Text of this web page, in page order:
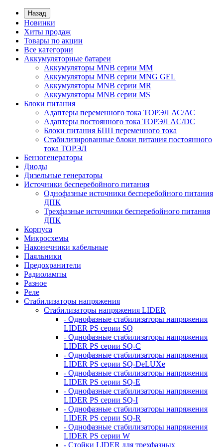
Назад
Новинки
Хиты продаж
Товары по акции
Все категории
Аккумуляторные батареи
Аккумуляторы MNB серии MM
Аккумуляторы MNB серии MNG GEL
Аккумуляторы MNB серии MR
Аккумуляторы MNB серии MS
Блоки питания
Адаптеры переменного тока ТОРЭЛ АС/АС
Адаптеры постоянного тока ТОРЭЛ AC/DC
Блоки питания БПП переменного тока
Стабилизированные блоки питания постоянного
тока ТОРЭЛ
Бензогенераторы
Диоды
Дизельные генераторы
Источники бесперебойного питания
Однофазные источники бесперебойного питания
ДПК
Трехфазные источники бесперебойного питания
ДПК
Корпуса
Микросхемы
Наконечники кабельные
Паяльники
Предохранители
Радиолампы
Разное
Реле
Стабилизаторы напряжения
Стабилизаторы напряжения LIDER
- Однофазные стабилизаторы напряжения
LIDER PS серии SQ
- Однофазные стабилизаторы напряжения
LIDER PS серии SQ-C
- Однофазные стабилизаторы напряжения
LIDER PS серии SQ-DeLUXe
- Однофазные стабилизаторы напряжения
LIDER PS серии SQ-E
- Однофазные стабилизаторы напряжения
LIDER PS серии SQ-I
- Однофазные стабилизаторы напряжения
LIDER PS серии SQ-R
- Однофазные стабилизаторы напряжения
LIDER PS серии W
- Стойки LIDER для трехфазных